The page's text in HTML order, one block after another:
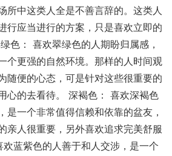
所中这类人全是不善言辞的。这类人
行应当进行的方案，只是喜欢立即的
色： 喜欢翠绿色的人期盼归属感，
个更强的自然环境。那样的人时间观
随便的心态，可是针对这些很重要的
心的去看待。 深褐色： 喜欢深褐色
是一个非常值得信赖和依靠的盆友，
亲人很重要，另外喜欢追求完美舒服
蓝紫色的人善于和人交涉，是一个